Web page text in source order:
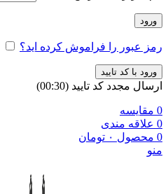
ورود
رمز عبور را فراموش کرده اید؟
ورود با کد تایید
ارسال مجدد کد تایید (00:
30
)
0 مقایسه
0 علاقه مندی
0 محصول ۰ تومان
منو